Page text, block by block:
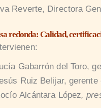
Reverte, Directora
redonda: Calidad,
Gabarrón del Toro,
Ruiz Belijar, gerente
Alcántara López,